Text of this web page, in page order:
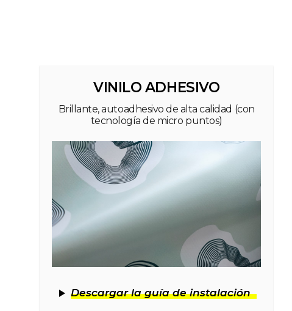
VINILO ADHESIVO
Brillante, autoadhesivo de alta calidad (con
tecnología de micro puntos)
Descargar la guía de instalación